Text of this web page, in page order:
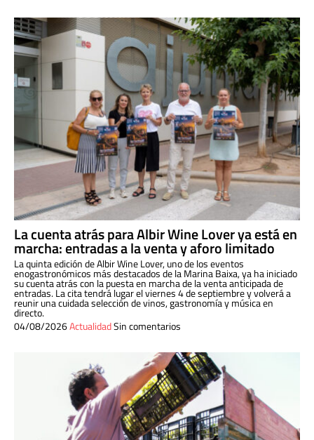
La cuenta atrás para Albir Wine Lover ya está en
marcha: entradas a la venta y aforo limitado
La quinta edición de Albir Wine Lover, uno de los eventos
enogastronómicos más destacados de la Marina Baixa, ya ha iniciado
su cuenta atrás con la puesta en marcha de la venta anticipada de
entradas. La cita tendrá lugar el viernes 4 de septiembre y volverá a
reunir una cuidada selección de vinos, gastronomía y música en
directo.
04/08/2026ActualidadSin comentarios